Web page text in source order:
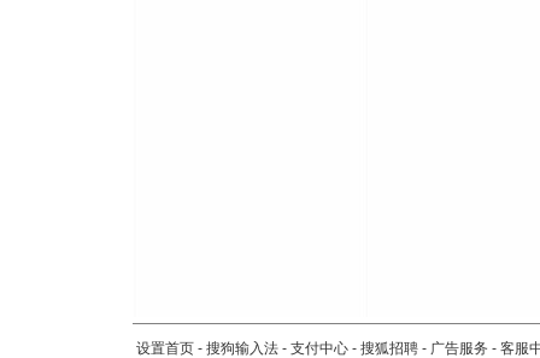
设置首页 - 搜狗输入法 - 支付中心 - 搜狐招聘 - 广告服务 - 客服